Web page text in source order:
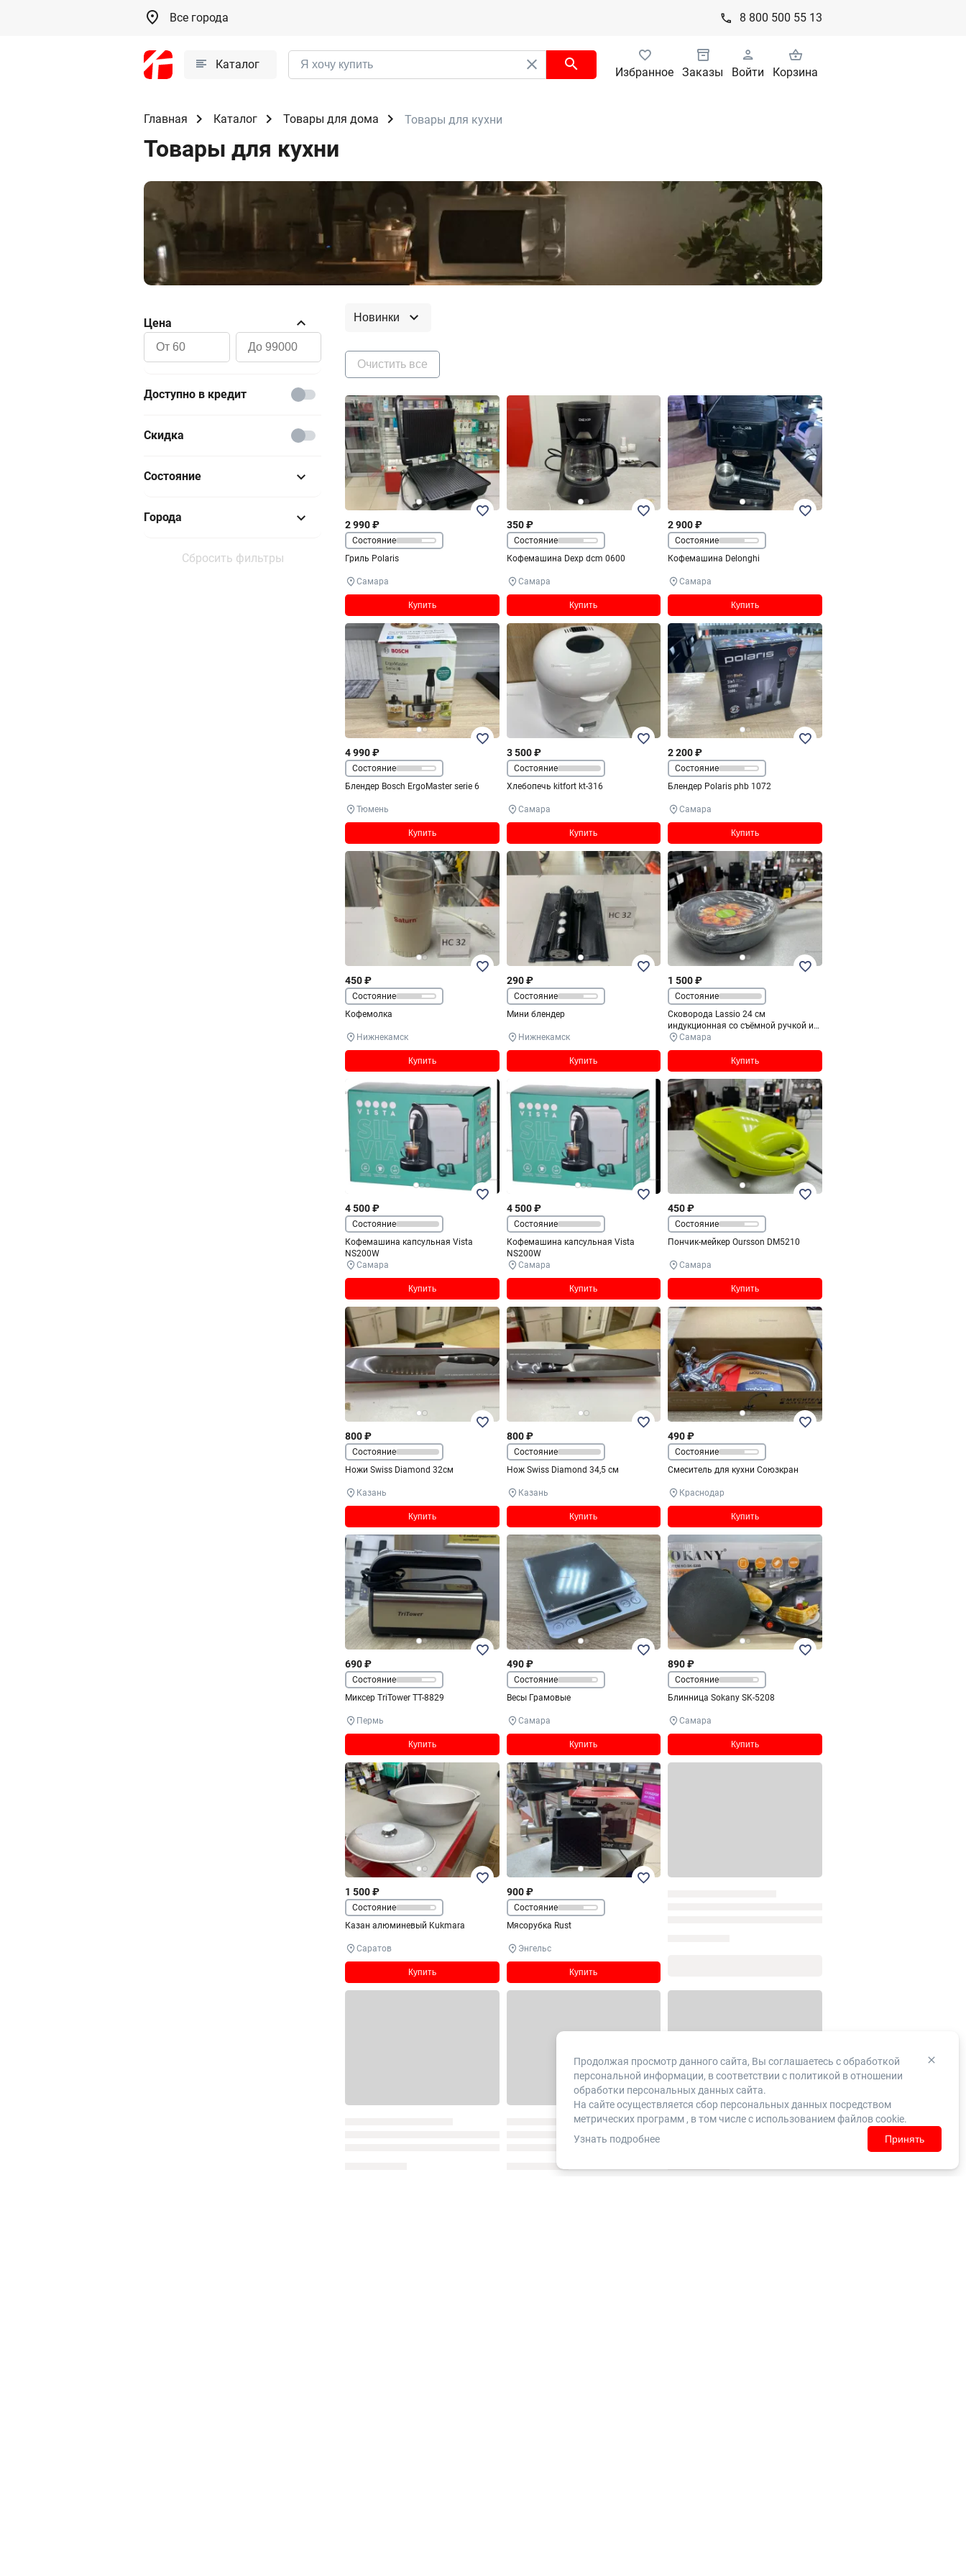
Все города 8 800 500 55 13
Каталог
Избранное Заказы Войти Корзина
Главная Каталог Товары для дома Товары для кухни
Товары для кухни
Цена
Доступно в кредит
Скидка
Состояние
Новый
Города
Москва и область
Сбросить фильтры
Новинки
Очистить все
2 990 ₽
Состояние
Гриль Polaris
Самара
Купить
350 ₽
Состояние
Кофемашина Dexp dcm 0600
Самара
Купить
2 900 ₽
Состояние
Кофемашина Delonghi
Самара
Купить
4 990 ₽
Состояние
Блендер Bosch ErgoMaster serie 6
Тюмень
Купить
3 500 ₽
Состояние
Хлебопечь kitfort kt-316
Самара
Купить
2 200 ₽
Состояние
Блендер Polaris phb 1072
Самара
Купить
450 ₽
Состояние
Кофемолка
Нижнекамск
Купить
290 ₽
Состояние
Мини блендер
Нижнекамск
Купить
1 500 ₽
Состояние
Сковорода Lassio 24 см
индукционная со съёмной ручкой и
стеклянной крышкой
Самара
Купить
4 500 ₽
Состояние
Кофемашина капсульная Vista
NS200W
Самара
Купить
4 500 ₽
Состояние
Кофемашина капсульная Vista
NS200W
Самара
Купить
450 ₽
Состояние
Пончик-мейкер Oursson DM5210
Самара
Купить
800 ₽
Состояние
Ножи Swiss Diamond 32см
Казань
Купить
800 ₽
Состояние
Нож Swiss Diamond 34,5 см
Казань
Купить
490 ₽
Состояние
Смеситель для кухни Союзкран
Краснодар
Купить
690 ₽
Состояние
Миксер TriTower TT-8829
Пермь
Купить
490 ₽
Состояние
Весы Грамовые
Самара
Купить
890 ₽
Состояние
Блинница Sokany SK-5208
Самара
Купить
1 500 ₽
Состояние
Казан алюминевый Kukmara
Саратов
Купить
900 ₽
Состояние
Мясорубка Rust
Энгельс
Купить
Продолжая просмотр данного сайта, Вы соглашаетесь с обработкой
персональной информации, в соответствии с политикой в отношении
обработки персональных данных сайта.
На сайте осуществляется сбор персональных данных посредством
метрических программ , в том числе с использованием файлов cookie.
Узнать подробнее
Принять